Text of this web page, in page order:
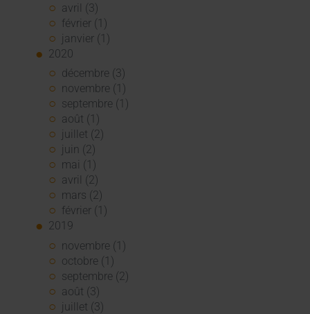
avril (3)
février (1)
janvier (1)
2020
décembre (3)
novembre (1)
septembre (1)
août (1)
juillet (2)
juin (2)
mai (1)
avril (2)
mars (2)
février (1)
2019
novembre (1)
octobre (1)
septembre (2)
août (3)
juillet (3)